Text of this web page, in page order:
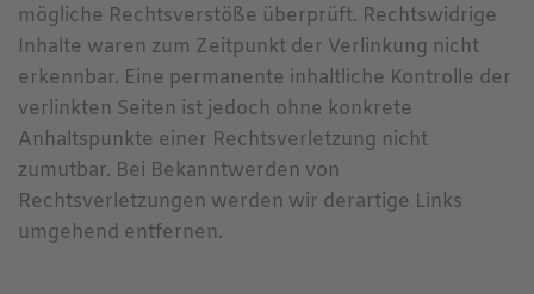
mögliche Rechtsverstöße überprüft. Rechtswidrige
Inhalte waren zum Zeitpunkt der Verlinkung nicht
erkennbar. Eine permanente inhaltliche Kontrolle der
verlinkten Seiten ist jedoch ohne konkrete
Anhaltspunkte einer Rechtsverletzung nicht
zumutbar. Bei Bekanntwerden von
Rechtsverletzungen werden wir derartige Links
umgehend entfernen.